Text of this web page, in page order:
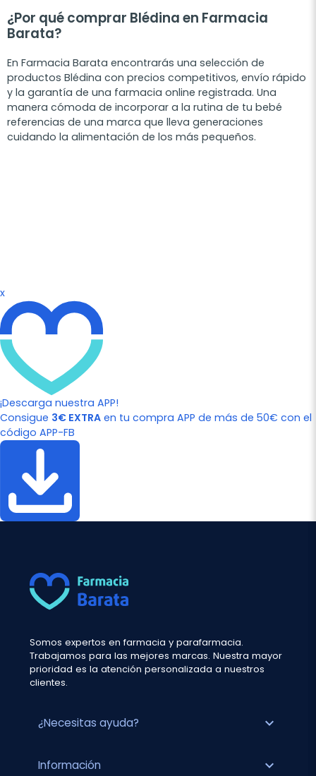
¿Por qué comprar Blédina en Farmacia
Barata?
En Farmacia Barata encontrarás una selección de
productos Blédina con precios competitivos, envío rápido
y la garantía de una farmacia online registrada. Una
manera cómoda de incorporar a la rutina de tu bebé
referencias de una marca que lleva generaciones
cuidando la alimentación de los más pequeños.
x
¡Descarga nuestra APP!
Consigue 3€ EXTRA en tu compra APP de más de 50€ con el
código APP-FB
Somos expertos en farmacia y parafarmacia.
Trabajamos para las mejores marcas. Nuestra mayor
prioridad es la atención personalizada a nuestros
clientes.
¿Necesitas ayuda? expand_more
Información expand_more